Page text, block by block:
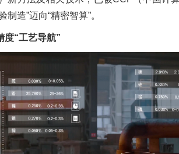
造”迈向“精密智算”。
度“工艺导航”